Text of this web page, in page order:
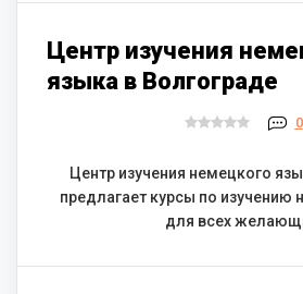
Центр изучения
языка в Волгограде
0
Центр изучения немецкого
предлагает курсы по изучению
для всех